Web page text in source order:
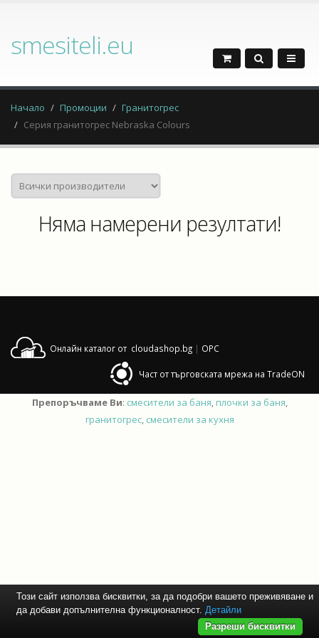
smesiteli.eu
Начало Промоции
Гранитогрес
Серия гранитогрес Nebraska Colours
Няма намерени резултати!
Онлайн каталог от cloudashop.bg | OPC
Част от търговската мрежа на TradeON
Препоръчваме Ви: смесители за баня, плочки за баня,
гранитогрес, смесители за кухня
Този сайт използва бисквитки, за да подобри вашето преживяване и
да добави допълнителна функционалност. Детайли
Разреши бисквитки